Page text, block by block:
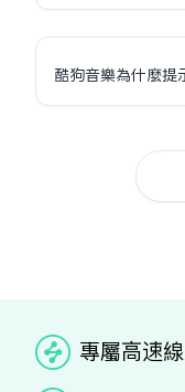
酷狗音樂為什麼提
专属高速